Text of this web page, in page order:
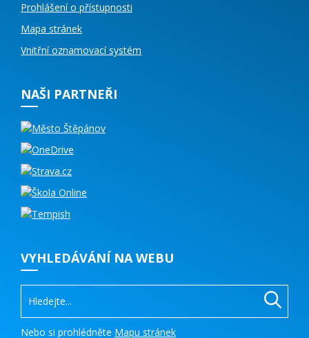
Prohlášení o přístupnosti
Mapa stránek
Vnitřní oznamovací systém
NAŠI PARTNEŘI
VYHLEDÁVÁNÍ NA WEBU
Nebo si prohlédněte Mapu stránek